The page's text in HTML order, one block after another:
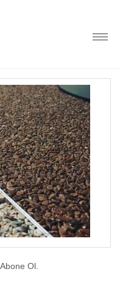
Ol.